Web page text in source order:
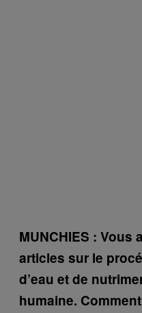
MUNCHIES : Vous
articles sur le
d’eau et de
humaine.